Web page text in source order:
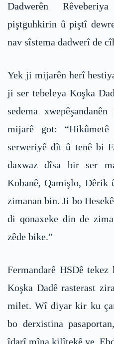
Dadwerên
piştguhkirin û piştî
nav sîstema dadwerî de
Yek ji mijarên herî
ji ser tebeleya Koşka
sedema
mijarê got:
serweriyê dît û tenê bi
daxwaz dîsa bir ser
Kobanê, Qamişlo, Dêrik
zimanan bin. Ji bo
di qonaxeke din de
zêde bike.”
Fermandarê HSDê
Koşka Dadê rasterast
milet. Wî diyar kir ku
bo derxistina
îdarî mîna kilîtekê ye.